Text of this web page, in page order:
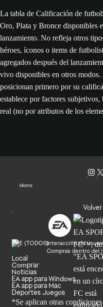
La tabla de Calificación de
Oro, Plata y Bronce disponibles
lanzamiento. No refleja otros
héroes, íconos o items de
agregados después del
vivo disponibles en otros
posicionan primero por su
establece por factores
real (no por atributos de los
Idioma
Interacción de
Compras dentro del
Local
Comprar
Noticias
EA app para Windows
EA app para Mac
Deportes Juegos
*Se aplican otras